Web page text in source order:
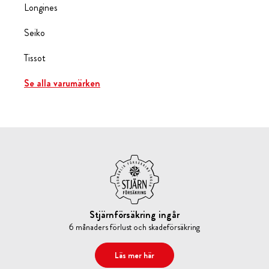
Longines
Seiko
Tissot
Se alla varumärken
Stjärnförsäkring ingår
6 månaders förlust och skadeförsäkring
Läs mer här